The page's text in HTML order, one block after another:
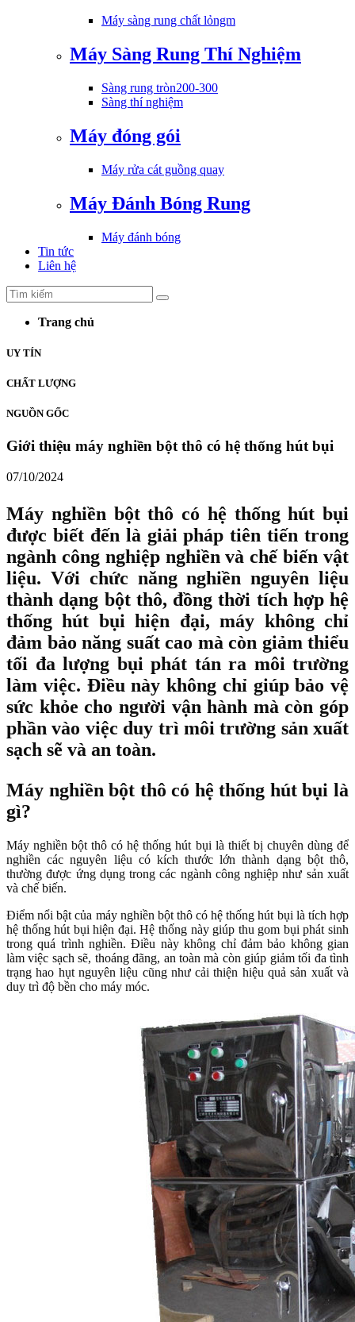
Máy sàng rung chất lỏngm
Máy Sàng Rung Thí Nghiệm
Sàng rung tròn200-300
Sàng thí nghiệm
Máy đóng gói
Máy rửa cát guồng quay
Máy Đánh Bóng Rung
Máy đánh bóng
Tin tức
Liên hệ
Trang chủ
UY TÍN
CHẤT LƯỢNG
NGUỒN GỐC
Giới thiệu máy nghiền bột thô có hệ thống hút bụi
07/10/2024
Máy nghiền bột thô có hệ thống hút bụi
được biết đến là giải pháp tiên tiến trong
ngành công nghiệp nghiền và chế biến vật
liệu. Với chức năng nghiền nguyên liệu
thành dạng bột thô, đồng thời tích hợp hệ
thống hút bụi hiện đại, máy không chỉ
đảm bảo năng suất cao mà còn giảm thiểu
tối đa lượng bụi phát tán ra môi trường
làm việc. Điều này không chỉ giúp bảo vệ
sức khỏe cho người vận hành mà còn góp
phần vào việc duy trì môi trường sản xuất
sạch sẽ và an toàn.
Máy nghiền bột thô có hệ thống hút bụi là
gì?
Máy nghiền bột thô có hệ thống hút bụi là thiết bị chuyên dùng để
nghiền các nguyên liệu có kích thước lớn thành dạng bột thô,
thường được ứng dụng trong các ngành công nghiệp như sản xuất
và chế biến.
Điểm nổi bật của máy nghiền bột thô có hệ thống hút bụi là tích hợp
hệ thống hút bụi hiện đại. Hệ thống này giúp thu gom bụi phát sinh
trong quá trình nghiền. Điều này không chỉ đảm bảo không gian
làm việc sạch sẽ, thoáng đãng, an toàn mà còn giúp giảm tối đa tình
trạng hao hụt nguyên liệu cũng như cải thiện hiệu quả sản xuất và
duy trì độ bền cho máy móc.